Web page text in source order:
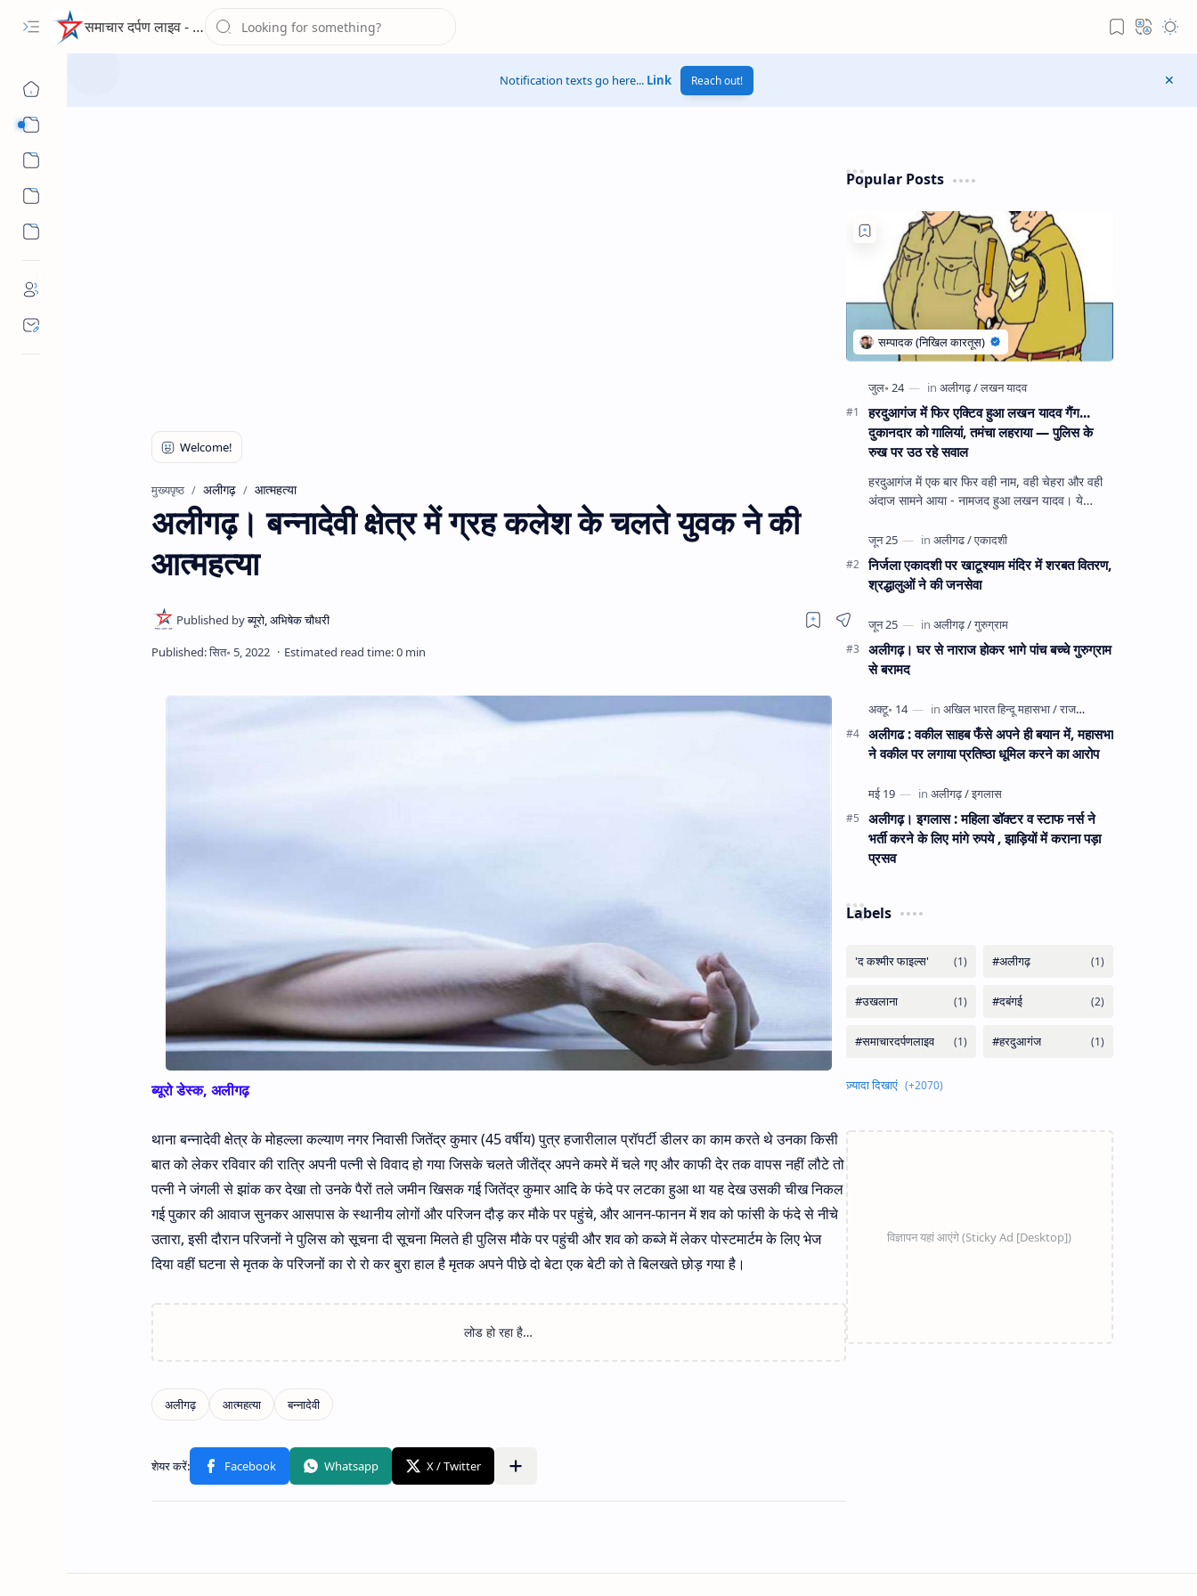
समाचार दर्पण लाइव - द न्यूज पोर्टल
Notification texts go here... Link Reach out!
मुख्यपृष्ठ अलीगढ़ आत्महत्या
अलीगढ़। बन्नादेवी क्षेत्र में ग्रह कलेश के चलते युवक ने की
आत्महत्या
ब्यूरो डेस्क, अलीगढ़
थाना बन्नादेवी क्षेत्र के मोहल्ला कल्याण नगर निवासी जितेंद्र कुमार (45 वर्षीय) पुत्र हजारीलाल प्रॉपर्टी डीलर का काम करते थे उनका किसी
बात को लेकर रविवार की रात्रि अपनी पत्नी से विवाद हो गया जिसके चलते जीतेंद्र अपने कमरे में चले गए और काफी देर तक वापस नहीं लौटे तो
पत्नी ने जंगली से झांक कर देखा तो उनके पैरों तले जमीन खिसक गई जितेंद्र कुमार आदि के फंदे पर लटका हुआ था यह देख उसकी चीख निकल
गई पुकार की आवाज सुनकर आसपास के स्थानीय लोगों और परिजन दौड़ कर मौके पर पहुंचे, और आनन-फानन में शव को फांसी के फंदे से नीचे
उतारा, इसी दौरान परिजनों ने पुलिस को सूचना दी सूचना मिलते ही पुलिस मौके पर पहुंची और शव को कब्जे में लेकर पोस्टमार्टम के लिए भेज
दिया वहीं घटना से मृतक के परिजनों का रो रो कर बुरा हाल है मृतक अपने पीछे दो बेटा एक बेटी को ते बिलखते छोड़ गया है।
Popular Posts
हरदुआगंज में फिर एक्टिव हुआ लखन यादव गैंग...
दुकानदार को गालियां, तमंचा लहराया — पुलिस के
रुख पर उठ रहे सवाल
हरदुआगंज में एक बार फिर वही नाम, वही चेहरा और वही
अंदाज सामने आया - नामजद हुआ लखन यादव। ये
घंटे हव…
निर्जला एकादशी पर खाटूश्याम मंदिर में शरबत वितरण,
श्रद्धालुओं ने की जनसेवा
अलीगढ़। घर से नाराज होकर भागे पांच बच्चे गुरुग्राम
से बरामद
अलीगढ : वकील साहब फँसे अपने ही बयान में, महासभा
ने वकील पर लगाया प्रतिष्ठा धूमिल करने का आरोप
अलीगढ़। इगलास : महिला डॉक्टर व स्टाफ नर्स ने
भर्ती करने के लिए मांगे रुपये , झाड़ियों में कराना पड़ा
प्रसव
Labels